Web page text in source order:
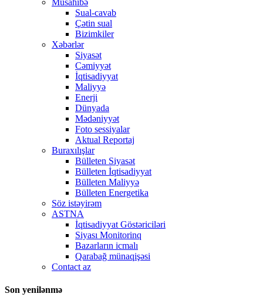
Müsahibə
Sual-cavab
Çətin sual
Bizimkiler
Xəbərlər
Siyasət
Cəmiyyət
İqtisadiyyat
Maliyyə
Enerji
Dünyada
Mədəniyyət
Foto sessiyalar
Aktual Reportaj
Buraxılışlar
Bülleten Siyasət
Bülleten İqtisadiyyat
Bülleten Maliyyə
Bülleten Energetika
Söz istəyirəm
ASTNA
İqtisadiyyat Göstəriciləri
Siyası Monitorinq
Bazarların icmalı
Qarabağ münaqişəsi
Contact az
Son yenilənmə